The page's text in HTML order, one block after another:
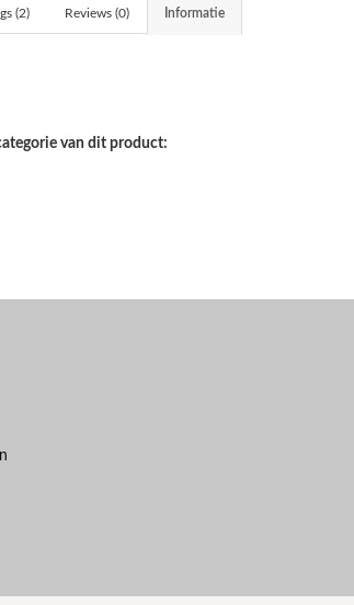
Informatie
Reviews (0)
(2)
van dit product: